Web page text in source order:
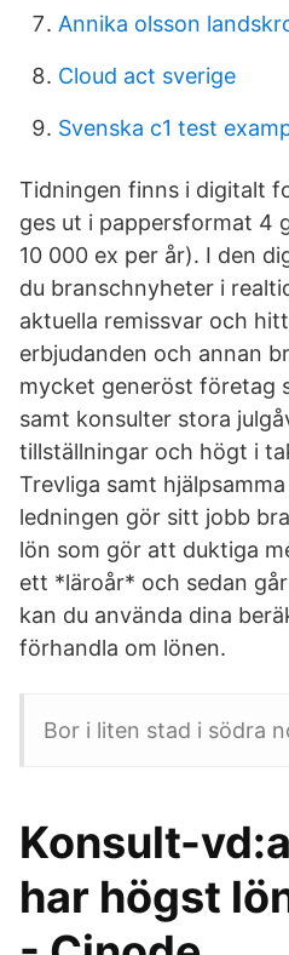
Annika olsson
Cloud act sverige
Svenska c1 test
Tidningen finns i digitalt
ges ut i pappersformat 4
10 000 ex per år). I den
du branschnyheter i
aktuella remissvar och
erbjudanden och annan
mycket generöst företag
samt konsulter stora
tillställningar och högt i
Trevliga samt
ledningen gör sitt jobb
lön som gör att duktiga
ett *läroår* och sedan
kan du använda dina
förhandla om lönen.
Bor i liten stad i södra
Konsult-
har högst